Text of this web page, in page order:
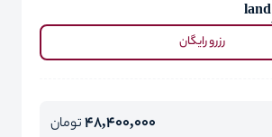
land
رزرو رایگان
48,400,000تومان